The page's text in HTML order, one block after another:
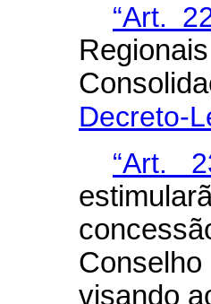
“Art.
Decreto-
“Art.
visando